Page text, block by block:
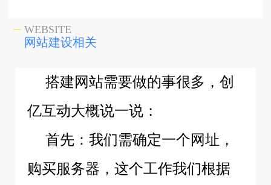
WEBSITE
网站建设相关
搭建网站需要做的事很多，创
亿互动大概说一说：
首先：我们需确定一个网址，
购买服务器，这个工作我们根据